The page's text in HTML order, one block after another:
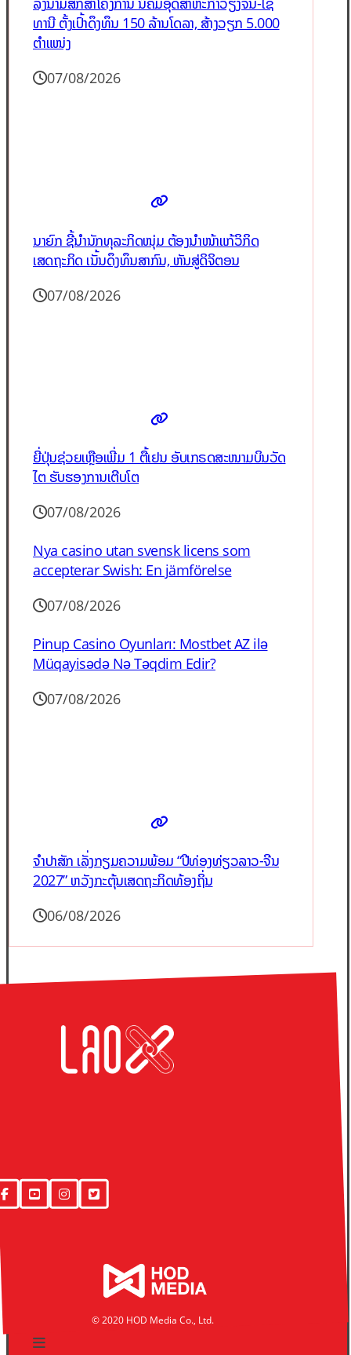
ທານີ ຕັ້ງເປົ້າດຶງທຶນ 150 ລ້ານໂດລາ, ສ້າງວຽກ 5.000
ຕຳແໜ່ງ
07/08/2026
ນາຍົກ ຊີ້ນຳນັກທຸລະກິດໜຸ່ມ ຕ້ອງນຳໜ້າແກ້ວິກິດ
ເສດຖະກິດ ເນັ້ນດຶງທຶນສາກົນ, ຫັນສູ່ດິຈິຕອນ
07/08/2026
ຍີ່ປຸ່ນຊ່ວຍເຫຼືອເພີ່ມ 1 ຕື້ເຢນ ອັບເກຣດສະໜາມບິນວັດ
ໄຕ ຮັບຮອງການເຕີບໂຕ
07/08/2026
Nya casino utan svensk licens som
accepterar Swish: En jämförelse
07/08/2026
Pinup Casino Oyunları: Mostbet AZ ilə
Müqayisədə Nə Təqdim Edir?
07/08/2026
ຈຳປາສັກ ເລັ່ງກຽມຄວາມພ້ອມ “ປີທ່ອງທ່ຽວລາວ-ຈີນ
2027” ຫວັງກະຕຸ້ນເສດຖະກິດທ້ອງຖິ່ນ
06/08/2026
© 2020 HOD Media Co., Ltd.